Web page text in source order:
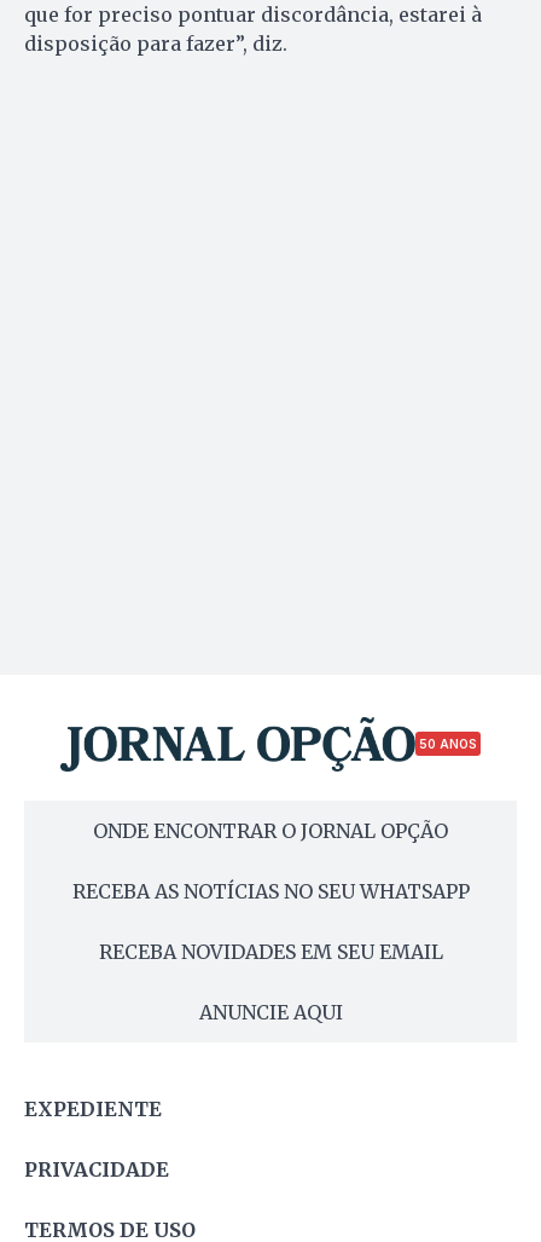
que for preciso pontuar discordância, estarei à
disposição para fazer”, diz.
50 ANOS
ONDE ENCONTRAR O JORNAL OPÇÃO
RECEBA AS NOTÍCIAS NO SEU WHATSAPP
RECEBA NOVIDADES EM SEU EMAIL
ANUNCIE AQUI
EXPEDIENTE
PRIVACIDADE
TERMOS DE USO